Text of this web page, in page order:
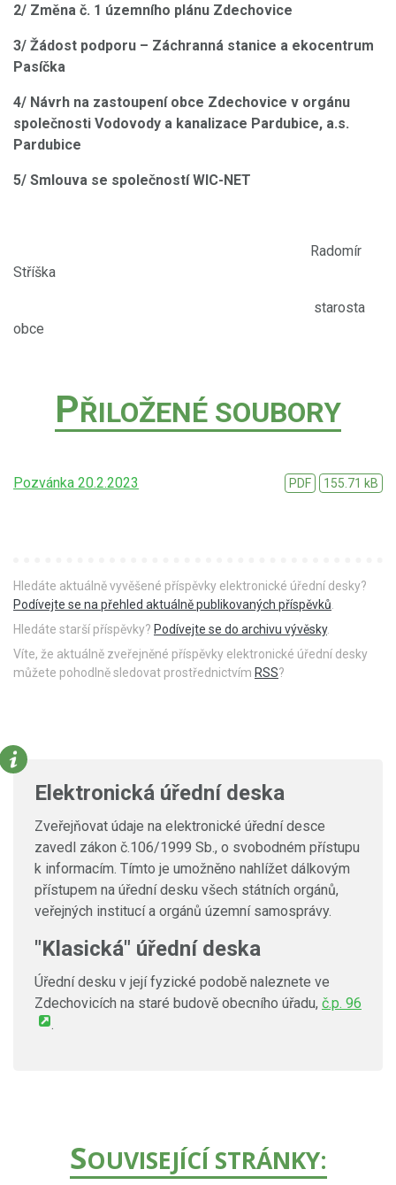
2/ Změna č. 1 územního plánu Zdechovice
3/ Žádost podporu – Záchranná stanice a ekocentrum
Pasíčka
4/ Návrh na zastoupení obce Zdechovice v orgánu
společnosti Vodovody a kanalizace Pardubice, a.s.
Pardubice
5/ Smlouva se společností WIC-NET
Radomír
Stříška
starosta
obce
PŘILOŽENÉ SOUBORY
Pozvánka 20.2.2023 PDF 155.71 kB
Hledáte aktuálně vyvěšené příspěvky elektronické úřední desky?
Podívejte se na přehled aktuálně publikovaných příspěvků
Hledáte starší příspěvky? Podívejte se do archivu vývěsky.
Víte, že aktuálně zveřejněné příspěvky elektronické úřední desky
můžete pohodlně sledovat prostřednictvím RSS?
Elektronická úřední deska
Zveřejňovat údaje na elektronické úřední desce
zavedl zákon č.106/1999 Sb., o svobodném přístupu
k informacím. Tímto je umožněno nahlížet dálkovým
přístupem na úřední desku všech státních orgánů,
veřejných institucí a orgánů územní samosprávy.
"Klasická" úřední deska
Úřední desku v její fyzické podobě naleznete ve
Zdechovicích na staré budově obecního úřadu, č.p. 96
.
SOUVISEJÍCÍ STRÁNKY: